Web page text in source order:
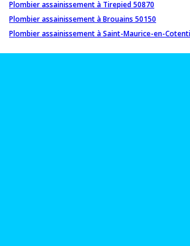
Plombier assainissement à Tirepied 50870
Plombier assainissement à Brouains 50150
Plombier assainissement à Saint-Maurice-en-